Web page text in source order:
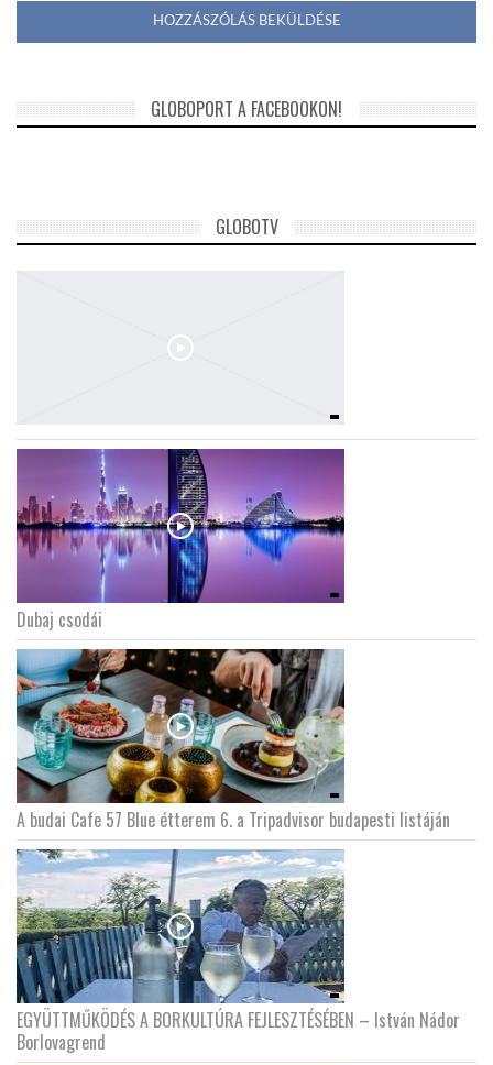
GLOBOPORT A FACEBOOKON!
GLOBOTV
Dubaj csodái
A budai Cafe 57 Blue étterem 6. a Tripadvisor budapesti listáján
EGYÜTTMŰKÖDÉS A BORKULTÚRA FEJLESZTÉSÉBEN – István Nádor
Borlovagrend